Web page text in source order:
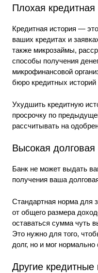
Плохая кредитная
Кредитная история —
ваших кредитах и
также микрозаймы,
способы получения
микрофинансовой
бюро кредитных историй
Ухудшить кредитную
просрочку по
рассчитывать на
Высокая долговая
Банк не может выдать
получения ваша
Стандартная норма для
от общего размера
оставаться сумма чуть
Это нужно для того,
долг, но и мог
Другие кредитные